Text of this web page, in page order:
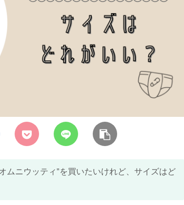
ムニウッティ”を買いたいけれど、サイズはど